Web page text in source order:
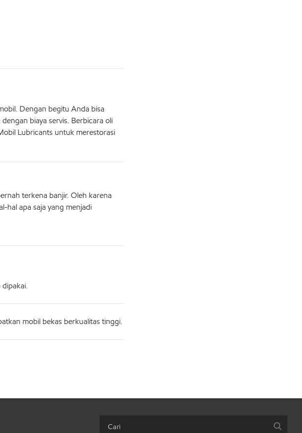
Dengan begitu Anda bisa
biaya servis. Berbicara oli
Lubricants untuk merestorasi
terkena banjir. Oleh karena
hal apa saja yang menjadi
mobil bekas berkualitas tinggi.